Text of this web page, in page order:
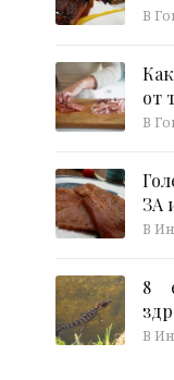
В
от
В
ЗА
В
8
В